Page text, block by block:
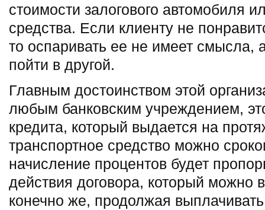
стоимости залогового автомобиля
средства. Если клиенту не
то оспаривать ее не имеет смысла,
пойти в другой.
Главным достоинством этой
любым банковским учреждением,
кредита, который выдается на
транспортное средство можно
начисление процентов будет
действия договора, который можно
конечно же, продолжая